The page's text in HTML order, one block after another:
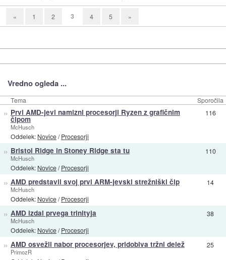
« 1 2 3 4 5 »
Vredno ogleda ...
Tema Sporočila
» Prvi AMD-jevi namizni procesorji Ryzen z grafičnim
čipom
McHusch
Oddelek: Novice/Procesorji
116
» Bristol Ridge in Stoney Ridge sta tu
McHusch
Oddelek: Novice/Procesorji
110
» AMD predstavil svoj prvi ARM-jevski strežniški čip
McHusch
Oddelek: Novice/Procesorji
14
» AMD izdal prvega trinityja
McHusch
Oddelek: Novice/Procesorji
38
» AMD osvežil nabor procesorjev, pridobiva tržni delež
PrimozR
25